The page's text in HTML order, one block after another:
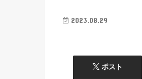
2023.08.29
ポスト